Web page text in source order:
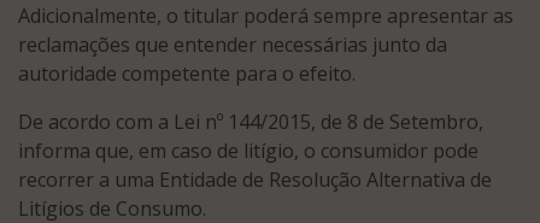
Adicionalmente, o titular poderá sempre apresentar as
reclamações que entender necessárias junto da
autoridade competente para o efeito.
De acordo com a Lei nº 144/2015, de 8 de Setembro,
informa que, em caso de litígio, o consumidor pode
recorrer a uma Entidade de Resolução Alternativa de
Litígios de Consumo.